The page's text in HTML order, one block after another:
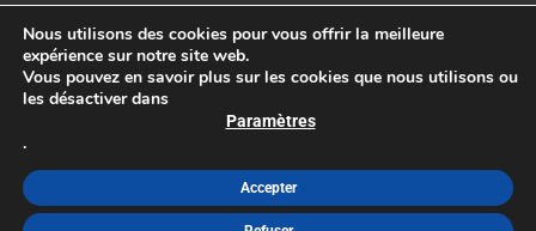
Nous utilisons des cookies pour vous offrir la meilleure
expérience sur notre site web.
Vous pouvez en savoir plus sur les cookies que nous utilisons ou
les désactiver dans
Paramètres
.
Accepter